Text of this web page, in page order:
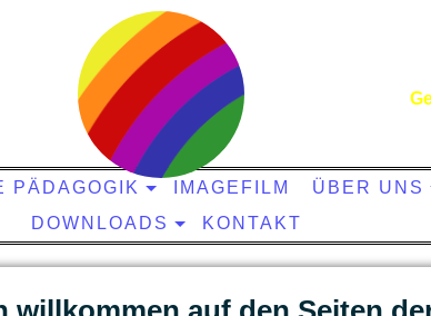
PÄDAGOGIK IMAGEFILM ÜBER UNS
DOWNLOADS
KONTAKT